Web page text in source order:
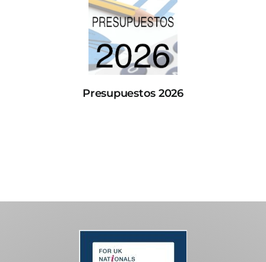
Presupuestos 2026